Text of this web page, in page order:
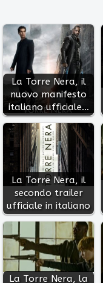
La Torre Nera, il
nuovo manifesto
italiano ufficiale…
La Torre Nera, il
secondo trailer
ufficiale in italiano
La Torre Nera, la